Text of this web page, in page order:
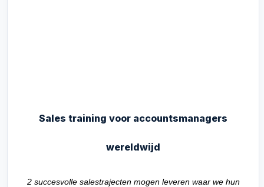
Sales training voor accountsmanagers
wereldwijd
2 succesvolle salestrajecten mogen leveren waar we hun